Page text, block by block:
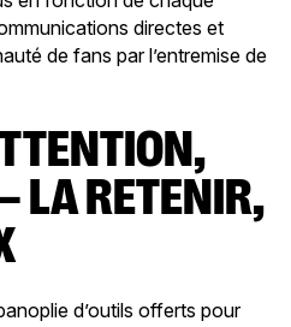
directes et
de fans par l’entremise de
LA RETENIR,
d’outils offerts pour